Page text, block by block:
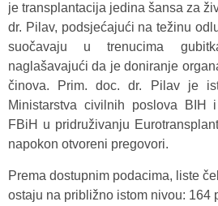
je transplantacija jedina šansa za
dr. Pilav, podsjećajući na težinu
suočavaju u trenucima
naglašavajući da je doniranje
činova. Prim. doc. dr. Pilav je
Ministarstva civilnih poslova BIH
FBiH u pridruživanju
napokon otvoreni pregovori.
Prema dostupnim podacima, liste
ostaju na približno istom nivou: 164